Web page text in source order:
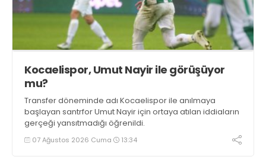
Kocaelispor, Umut Nayir ile görüşüyor
mu?
Transfer döneminde adı Kocaelispor ile anılmaya
başlayan santrfor Umut Nayir için ortaya atılan iddiaların
gerçeği yansıtmadığı öğrenildi.
07 Ağustos 2026 Cuma 13:34